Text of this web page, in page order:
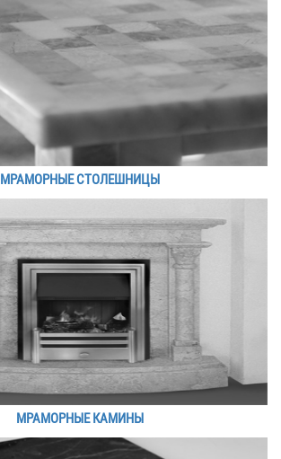
МРАМОРНЫЕ СТОЛЕШНИЦЫ
МРАМОРНЫЕ КАМИНЫ